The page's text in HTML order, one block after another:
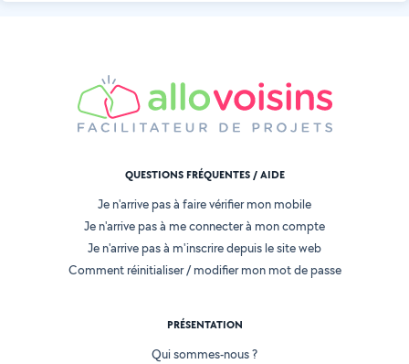
QUESTIONS FRÉQUENTES / AIDE
Je n'arrive pas à faire vérifier mon mobile
Je n'arrive pas à me connecter à mon compte
Je n'arrive pas à m'inscrire depuis le site web
Comment réinitialiser / modifier mon mot de passe
PRÉSENTATION
Qui sommes-nous ?